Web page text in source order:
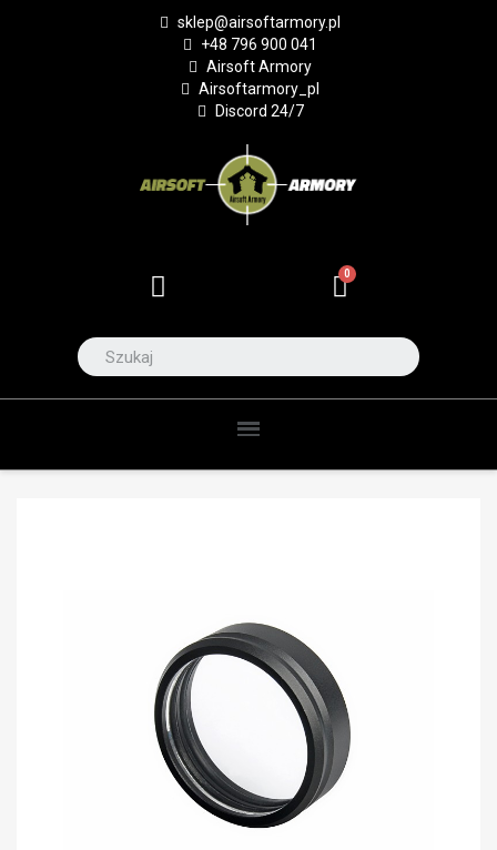
sklep@airsoftarmory.pl
+48 796 900 041
Airsoft Armory
Airsoftarmory_pl
Discord 24/7